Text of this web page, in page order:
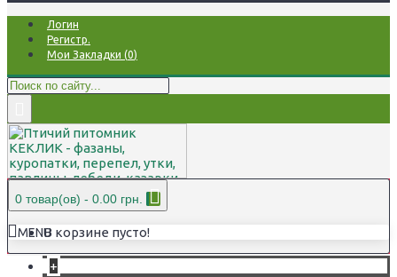
Логин
Регистр.
Мои Закладки (0)
0 товар(ов) - 0.00 грн.
В корзине пусто!
MENU
+